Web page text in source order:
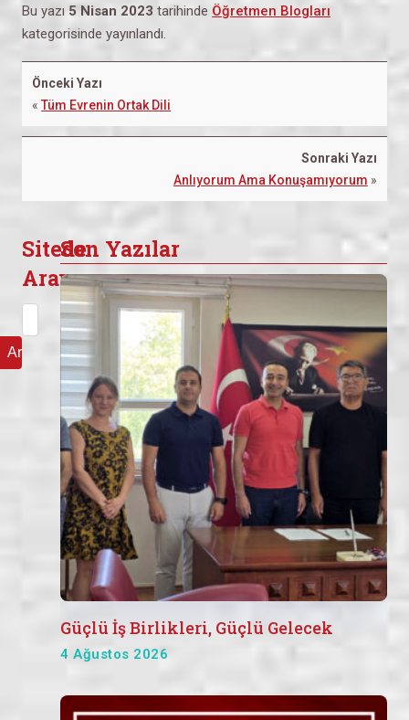
Bu yazı 5 Nisan 2023 tarihinde Öğretmen Blogları
kategorisinde yayınlandı.
Önceki Yazı
«Tüm Evrenin Ortak Dili
Sonraki Yazı
Anlıyorum Ama Konuşamıyorum »
Sitede
Arayın
Arama:
Son Yazılar
Güçlü İş Birlikleri, Güçlü Gelecek
4 Ağustos 2026